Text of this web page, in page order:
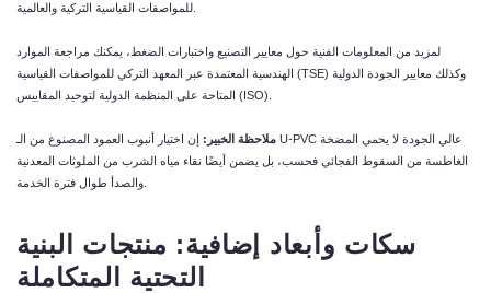
لمزيد من المعلومات الفنية حول معايير التصنيع واختبارات الضغط، يمكنك مراجعة الموارد
الهندسية المعتمدة عبر المعهد التركي للمواصفات القياسية (TSE) وكذلك معايير الجودة الدولية
المتاحة على المنظمة الدولية لتوحيد المقاييس (ISO).
ملاحظة الخبير : إن اختيار أنبوب العمود المصنوع من الـ U-PVC عالي الجودة لا يحمي المضخة
الغاطسة من السقوط الفجائي فحسب، بل يضمن أيضًا نقاء مياه الشرب من الملوثات المعدنية
سكات وأبعاد إضافية: منتجات
البنية
التحتية
المتكاملة